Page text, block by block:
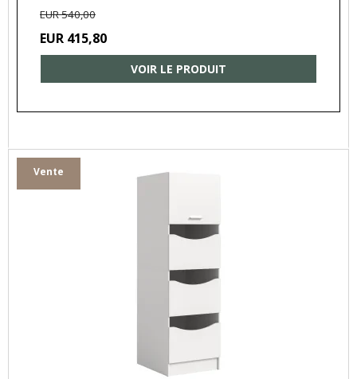
EUR 540,00
EUR 415,80
VOIR LE PRODUIT
Vente